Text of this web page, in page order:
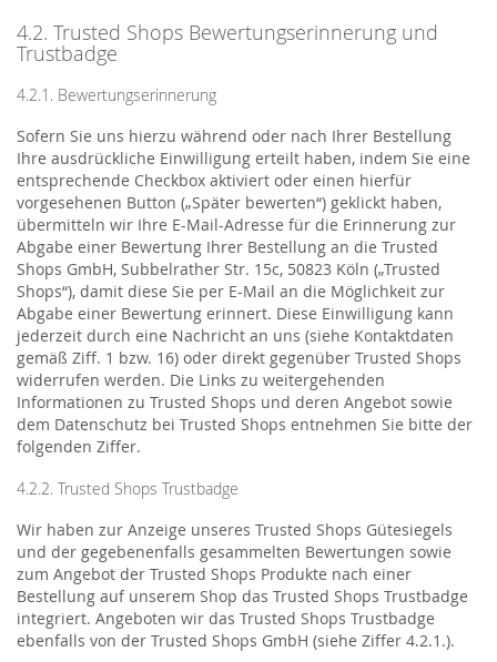
4.2. Trusted Shops Bewertungserinnerung und
Trustbadge
4.2.1. Bewertungserinnerung
Sofern Sie uns hierzu während oder nach Ihrer Bestellung
Ihre ausdrückliche Einwilligung erteilt haben, indem Sie eine
entsprechende Checkbox aktiviert oder einen hierfür
vorgesehenen Button („Später bewerten“) geklickt haben,
übermitteln wir Ihre E-Mail-Adresse für die Erinnerung zur
Abgabe einer Bewertung Ihrer Bestellung an die Trusted
Shops GmbH, Subbelrather Str. 15c, 50823 Köln („Trusted
Shops“), damit diese Sie per E-Mail an die Möglichkeit zur
Abgabe einer Bewertung erinnert. Diese Einwilligung kann
jederzeit durch eine Nachricht an uns (siehe Kontaktdaten
gemäß Ziff. 1 bzw. 16) oder direkt gegenüber Trusted Shops
widerrufen werden. Die Links zu weitergehenden
Informationen zu Trusted Shops und deren Angebot sowie
dem Datenschutz bei Trusted Shops entnehmen Sie bitte der
folgenden Ziffer.
4.2.2. Trusted Shops Trustbadge
Wir haben zur Anzeige unseres Trusted Shops Gütesiegels
und der gegebenenfalls gesammelten Bewertungen sowie
zum Angebot der Trusted Shops Produkte nach einer
Bestellung auf unserem Shop das Trusted Shops Trustbadge
integriert. Angeboten wir das Trusted Shops Trustbadge
ebenfalls von der Trusted Shops GmbH (siehe Ziffer 4.2.1.).